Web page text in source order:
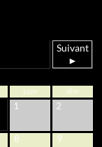
Suivant
►
sam dim
1 2
8 9